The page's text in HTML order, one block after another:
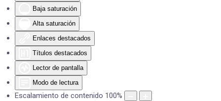
Baja saturación
Alta saturación
Enlaces destacados
Títulos destacados
Lector de pantalla
Modo de lectura
Escalamiento de contenido 100%